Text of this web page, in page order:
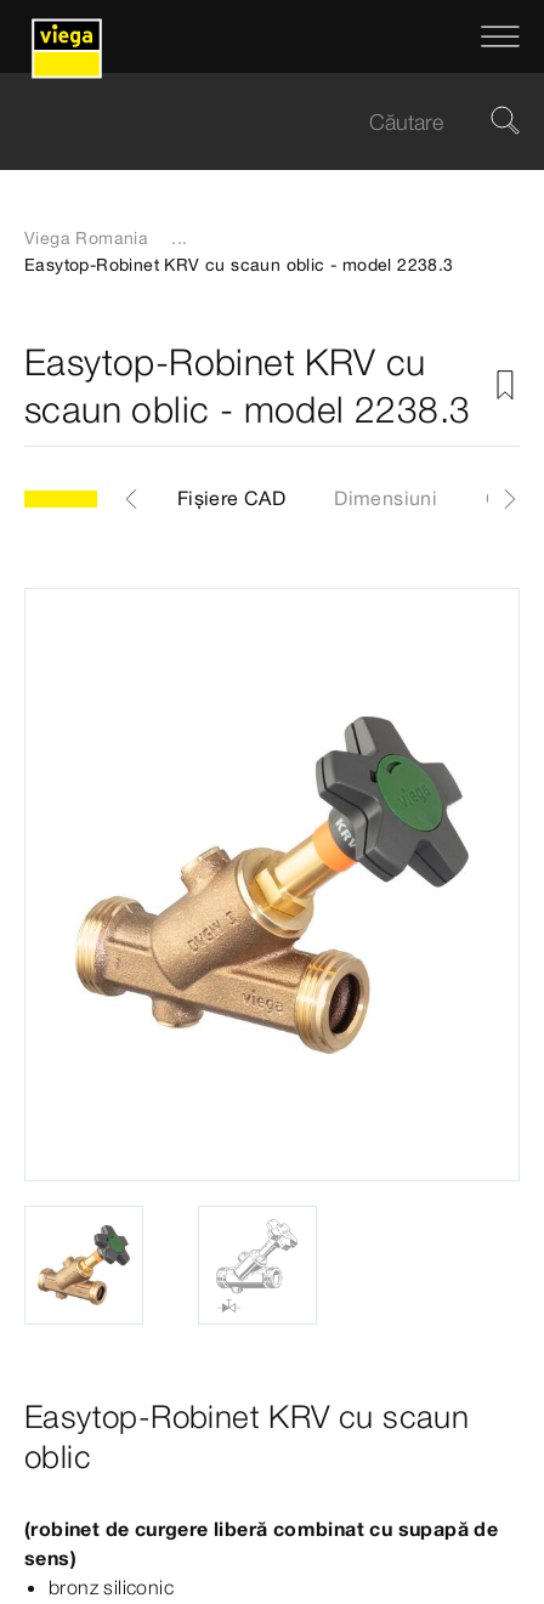
Viega Romania
...
Easytop-Robinet KRV cu scaun oblic - model 2238.3
Easytop-Robinet KRV cu
scaun oblic - model 2238.3
Etichete Fișiere CAD Dimensiuni
Easytop-Robinet KRV cu scaun
oblic
(robinet de curgere liberă combinat cu supapă de
sens)
bronz siliconic